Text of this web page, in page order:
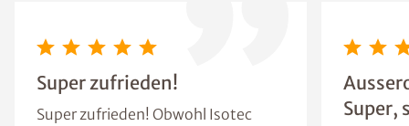
Super zufrieden!
Super zufrieden! Obwohl Isotec
Super,